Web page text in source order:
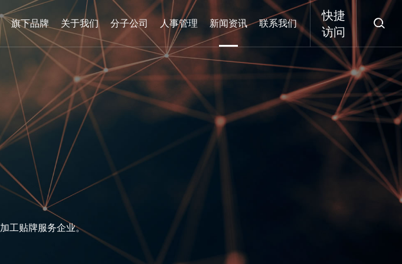
旗下品牌 关于我们 分子公司 人事管理 新闻资讯 联系我们
快捷
访问

加工贴牌服务企业。